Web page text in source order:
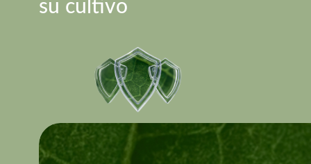
su cultivo